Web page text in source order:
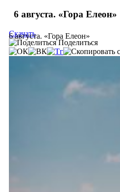
6 августа. «Гора Елеон»
6 августа. «Гора Елеон»
Скачать
Поделиться